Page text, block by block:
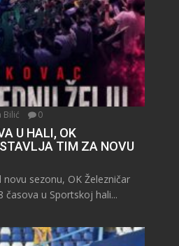
Bilić 0
U HALI, OK
TIM ZA NOVU
sezonu, OK Železničar
časova u Sportskoj hali...